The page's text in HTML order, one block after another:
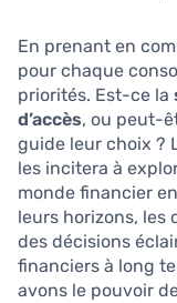
En prenant en
pour chaque
priorités. Est-ce la
d’accès, ou peut-
guide leur choix ?
les incitera à
monde financier
leurs horizons, les
des décisions
financiers à long
avons le pouvoir